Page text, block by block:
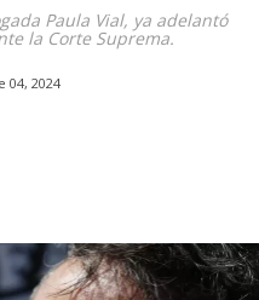
Paula Vial, ya adelantó
la Corte Suprema.
04, 2024